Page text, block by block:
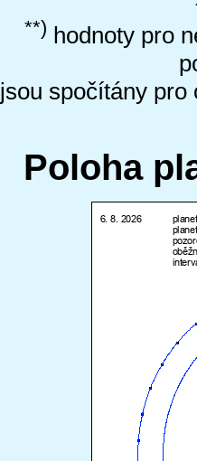
**) hodnoty pro
jsou spočítány pro
Poloha